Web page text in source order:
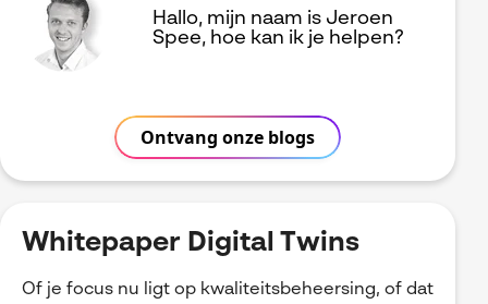
Hallo, mijn naam is Jeroen
Spee, hoe kan ik je helpen?
Ontvang onze blogs
Whitepaper Digital Twins
Of je focus nu ligt op kwaliteitsbeheersing, of dat